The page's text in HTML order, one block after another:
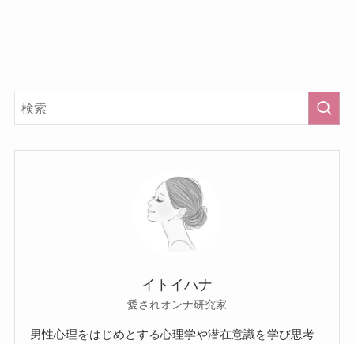
イトイハナ
愛されオンナ研究家
男性心理をはじめとする心理学や潜在意識を学び思考